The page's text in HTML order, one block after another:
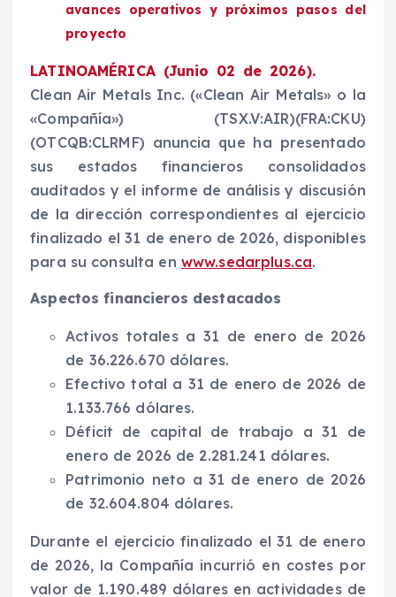
avances operativos y próximos pasos del
proyecto
LATINOAMÉRICA (Junio 02 de 2026).
Clean Air Metals Inc. («Clean Air Metals» o la
«Compañía») (TSX.V:AIR)(FRA:CKU)
(OTCQB:CLRMF) anuncia que ha presentado
sus estados financieros consolidados
auditados y el informe de análisis y discusión
de la dirección correspondientes al ejercicio
finalizado el 31 de enero de 2026, disponibles
para su consulta en www.sedarplus.ca.
Aspectos financieros destacados
Activos totales a 31 de enero de 2026
de 36.226.670 dólares.
Efectivo total a 31 de enero de 2026 de
1.133.766 dólares.
Déficit de capital de trabajo a 31 de
enero de 2026 de 2.281.241 dólares.
Patrimonio neto a 31 de enero de 2026
de 32.604.804 dólares.
Durante el ejercicio finalizado el 31 de enero
de 2026, la Compañía incurrió en costes por
valor de 1.190.489 dólares en actividades de